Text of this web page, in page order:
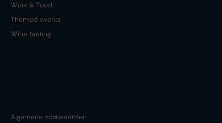
Wine & Food
Themed events
Wine tasting
Algemene voorwaarden